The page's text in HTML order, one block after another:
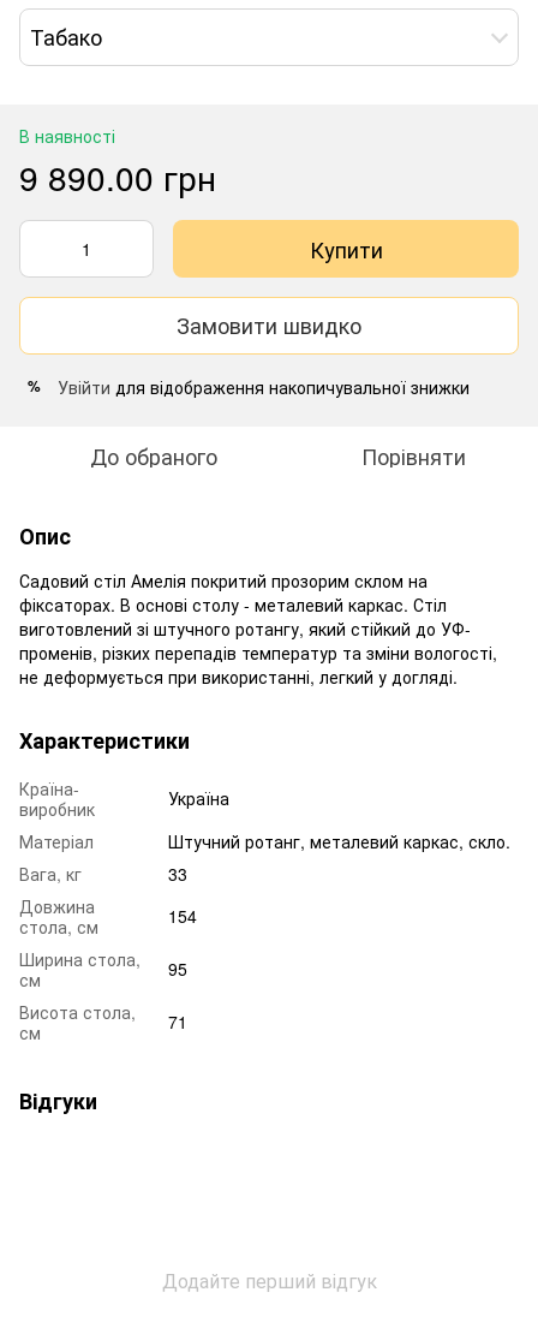
Табако
В наявності
9 890.00 грн
Купити
Замовити швидко
% Увійти для відображення накопичувальної знижки
До обраного Порівняти
Опис
Садовий стіл Амелія покритий прозорим склом на
фіксаторах. В основі столу - металевий каркас. Стіл
виготовлений зі штучного ротангу, який стійкий до УФ-
променів, різких перепадів температур та зміни вологості,
не деформується при використанні, легкий у догляді.
Характеристики
Країна-
виробник
Україна
Матеріал
Штучний ротанг, металевий каркас, скло.
Вага, кг
33
Довжина
стола, см
154
Ширина стола,
см
95
Висота стола,
см
71
Відгуки
Додайте перший відгук